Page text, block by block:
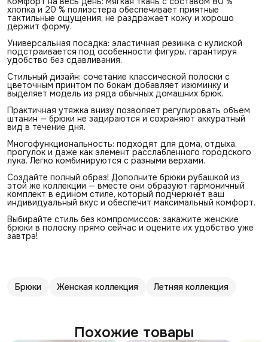
хлопка и 20 % полиэстера обеспечивает приятные
тактильные ощущения, не раздражает кожу и хорошо
держит форму.
Универсальная посадка: эластичная резинка с кулиской
подстраивается под особенности фигуры, гарантируя
удобство без сдавливания.
Стильный дизайн: сочетание классической полоски с
цветочным принтом по бокам добавляет изюминку и
выделяет модель из ряда обычных домашних брюк.
Практичная утяжка внизу позволяет регулировать объём
штанин — брюки не задираются и сохраняют аккуратный
вид в течение дня.
Многофункциональность: подходят для дома, отдыха,
прогулок и даже как элемент расслабленного городского
лука. Легко комбинируются с разными верхами.
Создайте полный образ! Дополните брюки рубашкой из
этой же коллекции — вместе они образуют гармоничный
комплект в едином стиле, который подчеркнёт ваш
индивидуальный вкус и обеспечит максимальный комфорт.
Выбирайте стиль без компромиссов: закажите женские
брюки в полоску прямо сейчас и оцените их удобство уже
завтра!
Брюки Женская коллекция Летняя коллекция
Похожие товары